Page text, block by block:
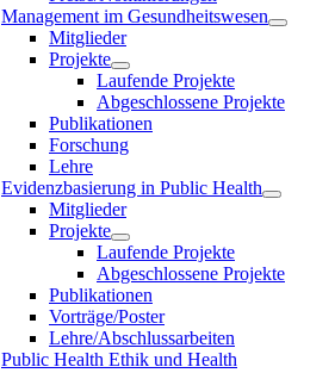
Management im Gesundheitswesen
Mitglieder
Projekte
Laufende Projekte
Abgeschlossene Projekte
Publikationen
Forschung
Lehre
Evidenzbasierung in Public Health
Mitglieder
Projekte
Laufende Projekte
Abgeschlossene Projekte
Publikationen
Vorträge/Poster
Lehre/Abschlussarbeiten
Public Health Ethik und Health